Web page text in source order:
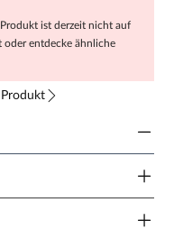
ist derzeit nicht auf
oder entdecke ähnliche
Produkt
Größe